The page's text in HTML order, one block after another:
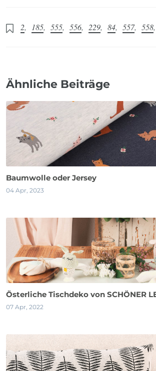
2, 185, 555, 556, 229, 84, 557, 558,
Ähnliche Beiträge
Baumwolle oder Jersey
04 Apr, 2023
Österliche Tischdeko von SCHÖNER
07 Apr, 2022